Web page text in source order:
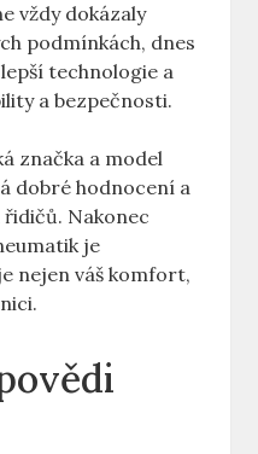
vždy dokázaly
podmínkách, dnes
technologie a
a bezpečnosti.
značka a model
dobré hodnocení a
Nakonec
je
nejen váš komfort,